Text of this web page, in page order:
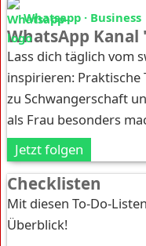
Whatsapp · Business
WhatsApp
Lass dich täglich vom
inspirieren: Praktische
zu Schwangerschaft
als Frau besonders
Jetzt folgen
Checklisten
Mit diesen To-Do-
Überblick!